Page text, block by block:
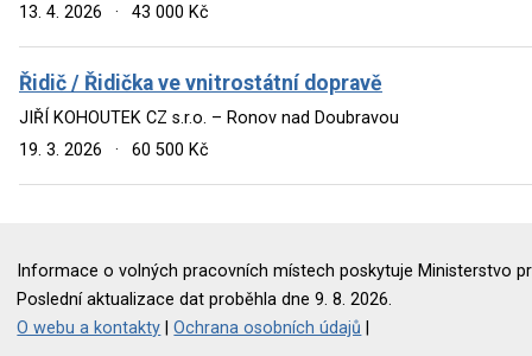
13. 4. 2026
· 43 000 Kč
Řidič / Řidička ve vnitrostátní dopravě
JIŘÍ KOHOUTEK CZ s.r.o. – Ronov nad Doubravou
19. 3. 2026
· 60 500 Kč
Informace o volných pracovních místech poskytuje Ministerstvo
Poslední aktualizace dat proběhla dne 9. 8. 2026.
O webu a kontakty |Ochrana osobních údajů